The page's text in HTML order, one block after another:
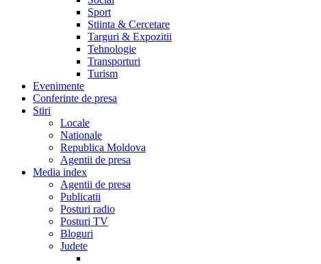
Sport
Stiinta & Cercetare
Targuri & Expozitii
Tehnologie
Transporturi
Turism
Evenimente
Conferinte de presa
Stiri
Locale
Nationale
Republica Moldova
Agentii de presa
Media index
Agentii de presa
Publicatii
Posturi radio
Posturi TV
Bloguri
Judete